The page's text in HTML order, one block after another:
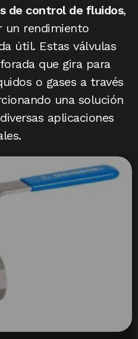
de control de fluidos,
un rendimiento
útil. Estas válvulas
que gira para
o gases a través
una solución
aplicaciones